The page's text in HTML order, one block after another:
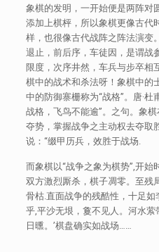
象棋的发明，一开始便是两阵对
添加上棋枰，所以象棋更像古代
样，也很像古代战阵之阵法演变
退止，前后序，车徒因，是谓战
限度，次序井然，车兵与步卒相
棋中的战术和杀法呀！象棋中的
中的防御寨栅称为“战格”。唐·
战格，飞鸟不能逾”。之句。象
夺势，掌握战争之主动权去夺取
说：“缀甲历兵，效胜于战场.
而象棋以“战争之象为棋势”,开
双方激烈厮杀，棋子凋零。至残
骨枯.直面战争的残酷性，十足如
乎,平沙无垠，敻不见人。河水
日曛。’棋盘确实如战场……